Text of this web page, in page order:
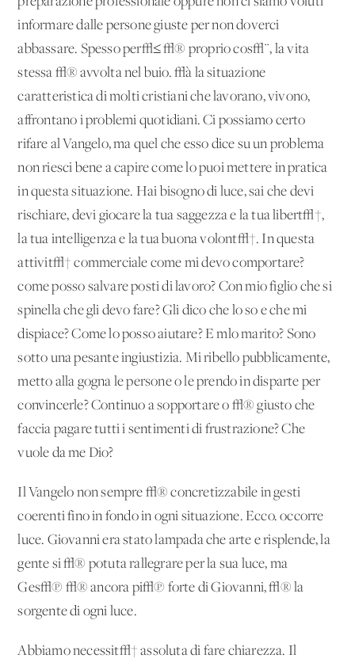
informare dalle persone giuste per non doverci
abbassare. Spesso per√≤ √® proprio cos√¨, la vita
stessa √® avvolta nel buio. √à la situazione
caratteristica di molti cristiani che lavorano, vivono,
affrontano i problemi quotidiani. Ci possiamo certo
rifare al Vangelo, ma quel che esso dice su un problema
non riesci bene a capire come lo puoi mettere in pratica
in questa situazione. Hai bisogno di luce, sai che devi
rischiare, devi giocare la tua saggezza e la tua libert√†,
la tua intelligenza e la tua buona volont√†. In questa
attivit√† commerciale come mi devo comportare?
come posso salvare posti di lavoro? Con mio figlio che si
spinella che gli devo fare? Gli dico che lo so e che mi
dispiace? Come lo posso aiutare? E mlo marito? Sono
sotto una pesante ingiustizia. Mi ribello pubblicamente,
metto alla gogna le persone o le prendo in disparte per
convincerle? Continuo a sopportare o √® giusto che
faccia pagare tutti i sentimenti di frustrazione? Che
vuole da me Dio?
Il Vangelo non sempre √® concretizzabile in gesti
coerenti fino in fondo in ogni situazione. Ecco. occorre
luce. Giovanni era stato lampada che arte e risplende, la
gente si √® potuta rallegrare per la sua luce, ma
Ges√π √® ancora pi√π forte di Giovanni, √® la
sorgente di ogni luce.
Abbiamo necessit√† assoluta di fare chiarezza. Il